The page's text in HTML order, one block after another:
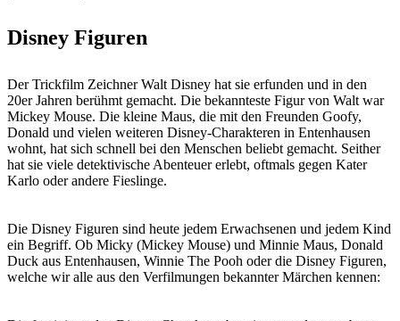
Disney Figuren
Der Trickfilm Zeichner Walt Disney hat sie erfunden und in den
20er Jahren berühmt gemacht. Die bekannteste Figur von Walt war
Mickey Mouse. Die kleine Maus, die mit den Freunden Goofy,
Donald und vielen weiteren Disney-Charakteren in Entenhausen
wohnt, hat sich schnell bei den Menschen beliebt gemacht. Seither
hat sie viele detektivische Abenteuer erlebt, oftmals gegen Kater
Karlo oder andere Fieslinge.
Die Disney Figuren sind heute jedem Erwachsenen und jedem Kind
ein Begriff. Ob Micky (Mickey Mouse) und Minnie Maus, Donald
Duck aus Entenhausen, Winnie The Pooh oder die Disney Figuren,
welche wir alle aus den Verfilmungen bekannter Märchen kennen: